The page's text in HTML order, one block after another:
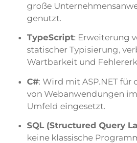
große
genutzt.
TypeScript: Erweiterung
statischer Typisierung,
Wartbarkeit und
C#: Wird mit ASP.NET für
von Webanwendungen
Umfeld eingesetzt.
SQL (Structured Query
keine klassische